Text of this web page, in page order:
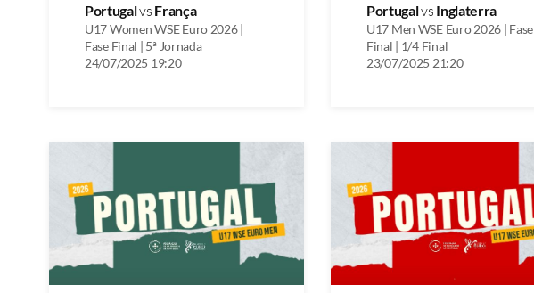
Portugalvs França
U17 Women WSE Euro 2026 |
Fase Final | 5ª Jornada
24/07/2025 19:20
Portugalvs Inglaterra
U17 Men WSE Euro 2026 | Fase
Final | 1/4 Final
23/07/2025 21:20